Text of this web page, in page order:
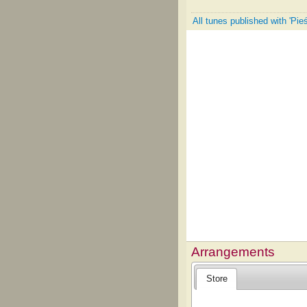
All tunes published with
Arrangements
Store